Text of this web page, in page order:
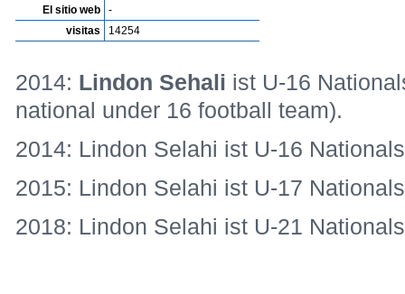
El sitio web
-
visitas
14254
2014: Lindon Sehali ist U-16
national under 16 football team).
2014: Lindon Selahi ist U-16
2015: Lindon Selahi ist U-17
2018: Lindon Selahi ist U-21